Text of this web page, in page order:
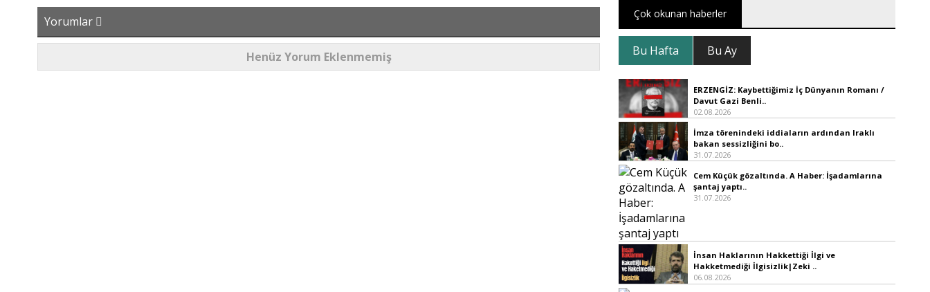
Yorumlar
Henüz Yorum Eklenmemiş
Çok okunan haberler
Bu Hafta Bu Ay
ERZENGİZ: Kaybettiğimiz İç Dünyanın Romanı /
Davut Gazi Benli..
02.08.2026
İmza törenindeki iddiaların ardından Iraklı
bakan sessizliğini bo..
31.07.2026
Cem Küçük gözaltında. A Haber: İşadamlarına
şantaj yaptı..
31.07.2026
İnsan Haklarının Hakkettiği İlgi ve
Hakketmediği İlgisizlik|Zeki ..
06.08.2026